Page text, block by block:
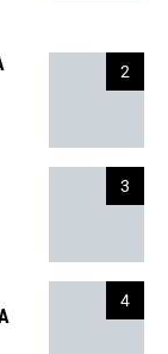
2
3
4